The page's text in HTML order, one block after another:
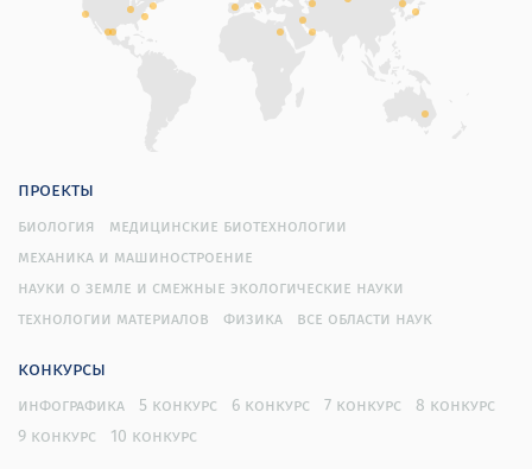
проекты
биология
медицинские биотехнологии
механика и машиностроение
науки о земле и смежные экологические науки
технологии материалов
физика все области наук
конкурсы
инфографика 5 конкурс 6 конкурс 7 конкурс
8 конкурс
9 конкурс
10 конкурс